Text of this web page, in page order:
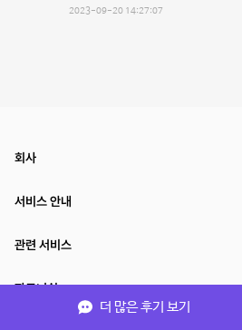
2023-09-20 14:27:07
더 많은 후기 보기
회사
서비스 안내
관련 서비스
파트너쉽